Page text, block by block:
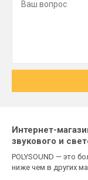
Интернет-
звукового и
POLYSOUND — это
ниже чем в других